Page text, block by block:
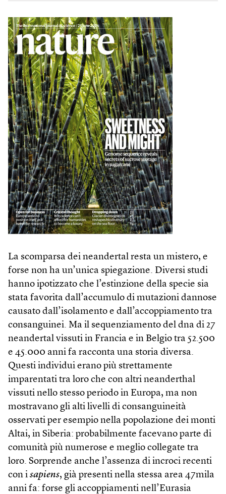
La scomparsa dei neandertal resta un mistero, e
forse non ha un’unica spiegazione. Diversi studi
hanno ipotizzato che l’estinzione della specie sia
stata favorita dall’accumulo di mutazioni dannose
causato dall’isolamento e dall’accoppiamento tra
consanguinei. Ma il sequenziamento del dna di 27
neandertal vissuti in Francia e in Belgio tra 52.500
e 45.000 anni fa racconta una storia diversa.
Questi individui erano più strettamente
imparentati tra loro che con altri neanderthal
vissuti nello stesso periodo in Europa, ma non
mostravano gli alti livelli di consanguineità
osservati per esempio nella popolazione dei monti
Altai, in Siberia: probabilmente facevano parte di
comunità più numerose e meglio collegate tra
loro. Sorprende anche l’assenza di incroci recenti
con i sapiens, già presenti nella stessa area 47mila
anni fa: forse gli accoppiamenti nell’Eurasia